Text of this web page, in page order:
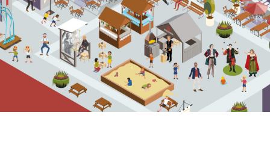
Your visit